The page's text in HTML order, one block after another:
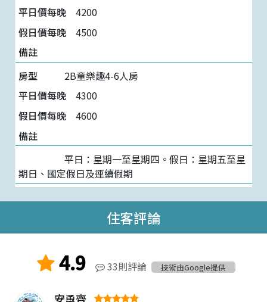
4200
4500
2B童樂趣4-6人房
4300
4600
平日：星期一至星期四。假日：星期五至星
期日、國定假日及連續假期
住客評論
4.9 33則評論 技術由Google提供
安勇齊